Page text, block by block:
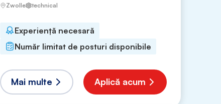
Zwolle technical
Experiență necesară
Număr limitat de posturi disponibile
Mai multe Aplică acum